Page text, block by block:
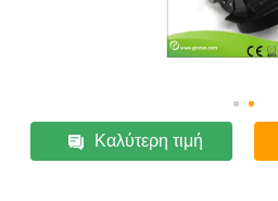
Καλύτερη τιμή